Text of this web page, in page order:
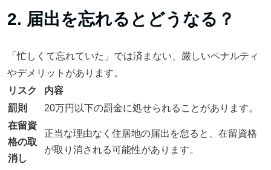
2. 届出を忘れるとどうなる？
「忙しくて忘れていた」では済まない、厳しいペナルティ
やデメリットがあります。
リスク
内容
罰則
20万円以下の罰金に処せられることがあります。
在留資
格の取
消し
正当な理由なく住居地の届出を怠ると、在留資格
が取り消される可能性があります。